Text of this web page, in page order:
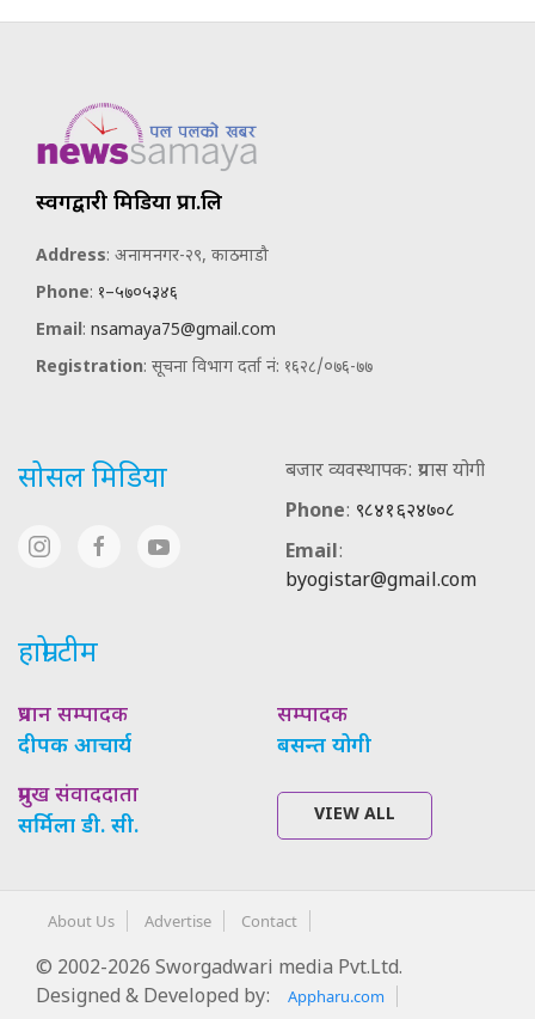
स्वर्गद्वारी मिडिया प्रा.लि
Address: अनामनगर-२९, काठमाडौ
Phone: १–५७०५३४६
Email: nsamaya75@gmail.com
Registration: सूचना विभाग दर्ता नं: १६२८/०७६-७७
सोसल मिडिया
बजार व्यवस्थापक: प्रयास योगी
Phone: ९८४१६२४७०८
Email:
byogistar@gmail.com
हाम्रो टीम
प्रधान सम्पादक
दीपक आचार्य
सम्पादक
बसन्त योगी
प्रमुख संवाददाता
सर्मिला डी. सी.
VIEW ALL
About Us Advertise Contact
© 2002-2026 Sworgadwari media Pvt.Ltd.
Designed & Developed by:
Appharu.com